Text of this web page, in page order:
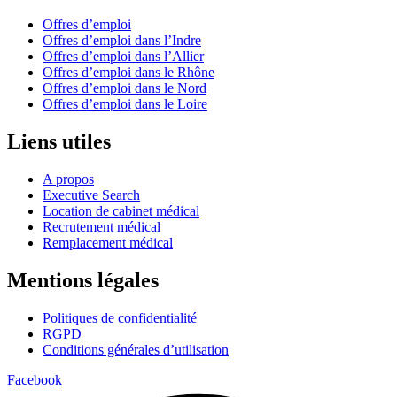
Offres d’emploi
Offres d’emploi dans l’Indre
Offres d’emploi dans l’Allier
Offres d’emploi dans le Rhône
Offres d’emploi dans le Nord
Offres d’emploi dans le Loire
Liens utiles
A propos
Executive Search
Location de cabinet médical
Recrutement médical
Remplacement médical
Mentions légales
Politiques de confidentialité
RGPD
Conditions générales d’utilisation
Facebook